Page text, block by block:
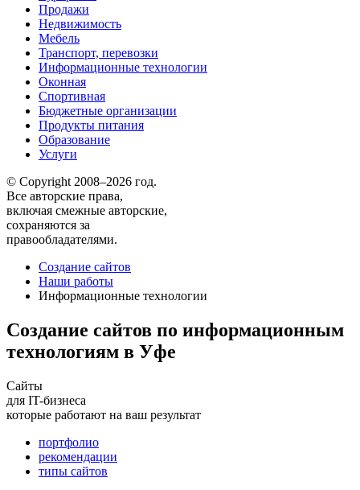
Продажи
Недвижимость
Мебель
Транспорт, перевозки
Информационные технологии
Оконная
Спортивная
Бюджетные организации
Продукты питания
Образование
Услуги
© Copyright 2008–2026 год.
Все авторские права,
включая смежные авторские,
сохраняются за
правообладателями.
Создание сайтов
Наши работы
Информационные технологии
Создание сайтов по информационным
технологиям в Уфе
Сайты
для IT-бизнеса
которые работают на ваш результат
портфолио
рекомендации
типы сайтов